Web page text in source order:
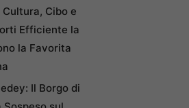
Cibo e
Efficiente la
la Favorita
Il Borgo di